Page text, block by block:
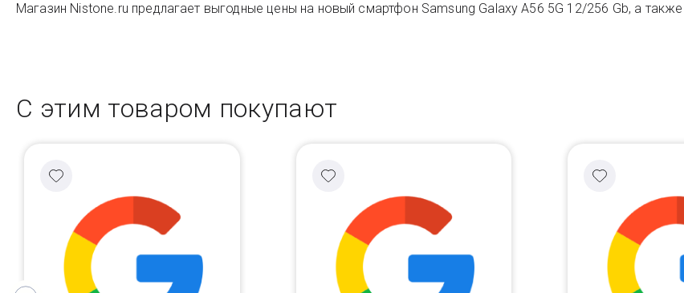
Магазин Nistone.ru предлагает выгодные цены на новый смартфон Samsung Galaxy A56 5G 12/256 Gb, а
С этим товаром покупают